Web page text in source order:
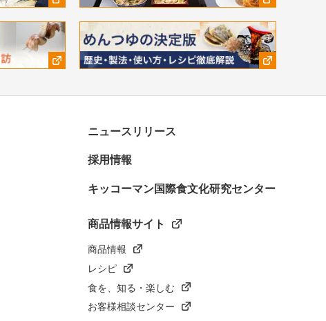
ニュースリリース
採用情報
キッコーマン国際食文化研究センター
商品情報サイト
商品情報
レシピ
食を、知る・楽しむ
お客様相談センター